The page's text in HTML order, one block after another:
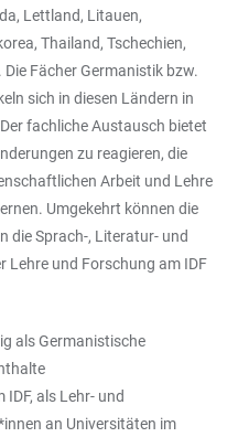
Lettland, Litauen,
Thailand, Tschechien,
Fächer Germanistik bzw.
sich in diesen Ländern in
fachliche Austausch bietet
zu reagieren, die
Arbeit und Lehre
Umgekehrt können die
die Sprach-, Literatur- und
Lehre und Forschung am IDF
alsGermanistische
IDF, als Lehr- und
an Universitäten im